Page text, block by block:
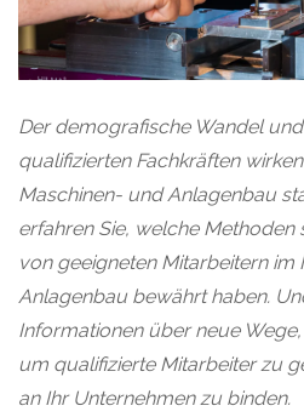
Der demografische Wandel
qualifizierten Fachkräften
Maschinen- und Anlagenbau
erfahren Sie, welche Methoden
von geeigneten Mitarbeitern im
Anlagenbau bewährt haben.
Informationen über neue
um qualifizierte Mitarbeiter zu
an Ihr Unternehmen zu binden.